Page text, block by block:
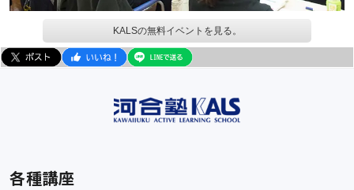
KALSの無料イベントを見る。
各種講座